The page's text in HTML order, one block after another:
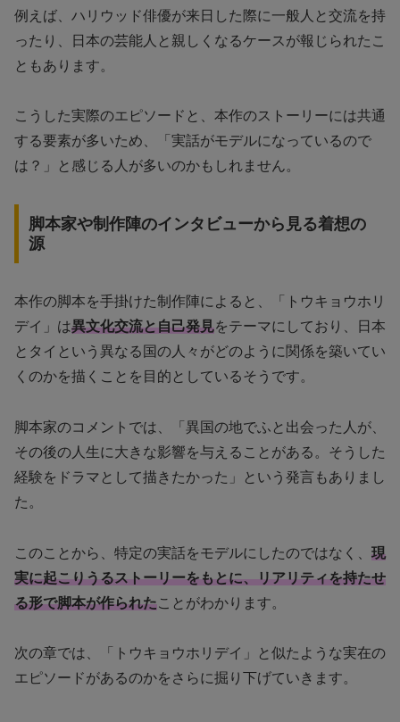
例えば、ハリウッド俳優が来日した際に一般人と交流を持
ったり、日本の芸能人と親しくなるケースが報じられたこ
ともあります。
こうした実際のエピソードと、本作のストーリーには共通
する要素が多いため、「実話がモデルになっているので
は？」と感じる人が多いのかもしれません。
脚本家や制作陣のインタビューから見る着想の
源
本作の脚本を手掛けた制作陣によると、「トウキョウホリ
デイ」は異文化交流と自己発見をテーマにしており、日本
とタイという異なる国の人々がどのように関係を築いてい
くのかを描くことを目的としているそうです。
脚本家のコメントでは、「異国の地でふと出会った人が、
その後の人生に大きな影響を与えることがある。そうした
経験をドラマとして描きたかった」という発言もありまし
た。
このことから、特定の実話をモデルにしたのではなく、 現
実に起こりうるストーリーをもとに、リアリティを持たせ
る形で脚本が作られたことがわかります。
次の章では、「トウキョウホリデイ」と似たような実在の
エピソードがあるのかをさらに掘り下げていきます。